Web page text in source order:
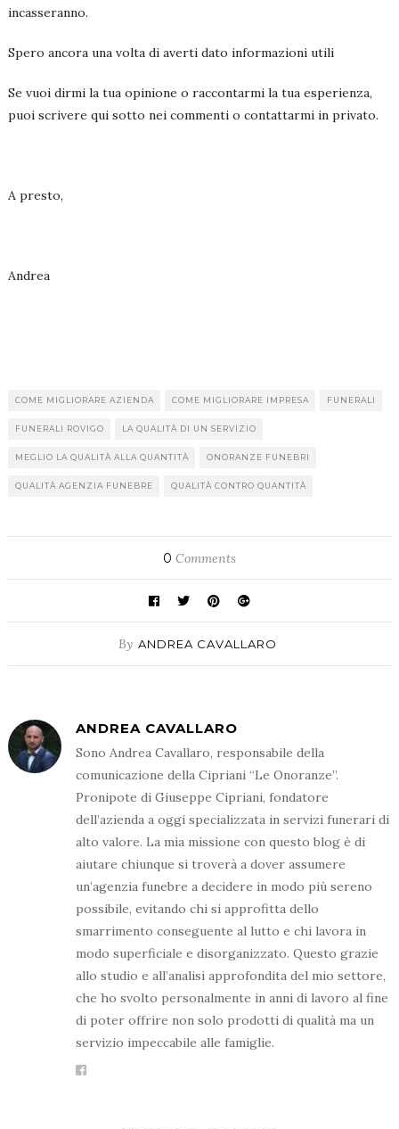
incasseranno.
Spero ancora una volta di averti dato informazioni utili
Se vuoi dirmi la tua opinione o raccontarmi la tua esperienza,
puoi scrivere qui sotto nei commenti o contattarmi in privato.
A presto,
Andrea
COME MIGLIORARE AZIENDA COME MIGLIORARE IMPRESA FUNERALI
FUNERALI ROVIGO LA QUALITÀ DI UN SERVIZIO
MEGLIO LA QUALITÀ ALLA QUANTITÀ ONORANZE FUNEBRI
QUALITÀ AGENZIA FUNEBRE QUALITÀ CONTRO QUANTITÀ
0 Comments
By ANDREA CAVALLARO
ANDREA CAVALLARO
Sono Andrea Cavallaro, responsabile della
comunicazione della Cipriani “Le Onoranze”.
Pronipote di Giuseppe Cipriani, fondatore
dell’azienda a oggi specializzata in servizi funerari di
alto valore. La mia missione con questo blog è di
aiutare chiunque si troverà a dover assumere
un’agenzia funebre a decidere in modo più sereno
possibile, evitando chi si approfitta dello
smarrimento conseguente al lutto e chi lavora in
modo superficiale e disorganizzato. Questo grazie
allo studio e all’analisi approfondita del mio settore,
che ho svolto personalmente in anni di lavoro al fine
di poter offrire non solo prodotti di qualità ma un
servizio impeccabile alle famiglie.